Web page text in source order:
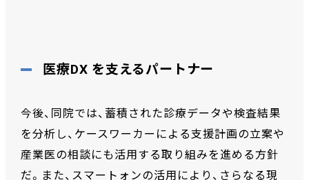
医療DX を支えるパートナー
今後、同院では、蓄積された診療データや検査結果
を分析し、ケースワーカーによる支援計画の立案や
産業医の相談にも活用する取り組みを進める方針
だ。また、スマートォンの活用により、さらなる現